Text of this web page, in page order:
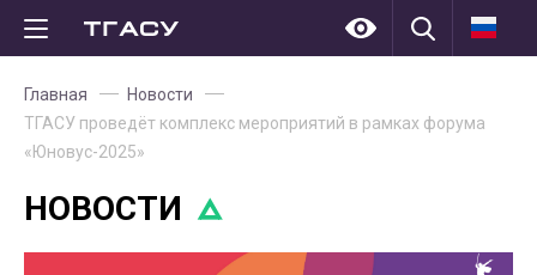
Главная
Новости
ТГАСУ проведёт комплекс мероприятий в рамках форума
«Юновус-2025»
НОВОСТИ